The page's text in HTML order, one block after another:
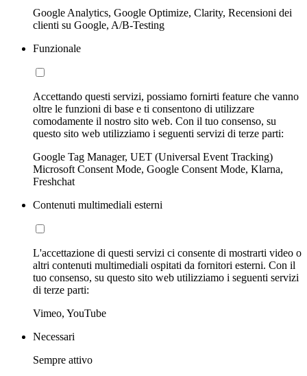
Google Analytics, Google Optimize, Clarity, Recensioni dei
clienti su Google, A/B-Testing
Funzionale
Accettando questi servizi, possiamo fornirti feature che vanno
oltre le funzioni di base e ti consentono di utilizzare
comodamente il nostro sito web. Con il tuo consenso, su
questo sito web utilizziamo i seguenti servizi di terze parti:
Google Tag Manager, UET (Universal Event Tracking)
Microsoft Consent Mode, Google Consent Mode, Klarna,
Freshchat
Contenuti multimediali esterni
L'accettazione di questi servizi ci consente di mostrarti video o
altri contenuti multimediali ospitati da fornitori esterni. Con il
tuo consenso, su questo sito web utilizziamo i seguenti servizi
di terze parti:
Vimeo, YouTube
Necessari
Sempre attivo